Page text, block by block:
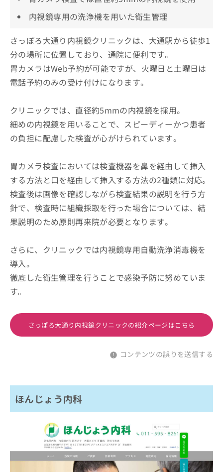
内視鏡専用の洗浄機を用いた衛生管理
さっぽろ大通り内視鏡クリニックは、大通駅から徒歩1
分の場所に位置しており、通院に便利です。
胃カメラはWeb予約が可能ですが、火曜日と土曜日は
電話予約のみの受け付けになります。
クリニックでは、直径約5mmの内視鏡を採用。
細めの内視鏡を用いることで、スピーディーかつ患者
の負担に配慮した検査が心がけられています。
胃カメラ検査においては検査機器を鼻を経由して挿入
する方法と口を経由して挿入する方法の2種類に対応。
検査後は画像を確認しながら検査結果の説明を行う方
針で、検査時に組織採取を行った場合については、結
果説明のため原則再来院が必要となります。
さらに、クリニックでは内視鏡専用自動洗浄消毒機を
導入。
徹底した衛生管理を行うことで感染予防に努めていま
す。
さっぽろ大通り内視鏡クリニックの紹介ページはこちら
コンテンツの誤りを送信する
ほんじょう内科